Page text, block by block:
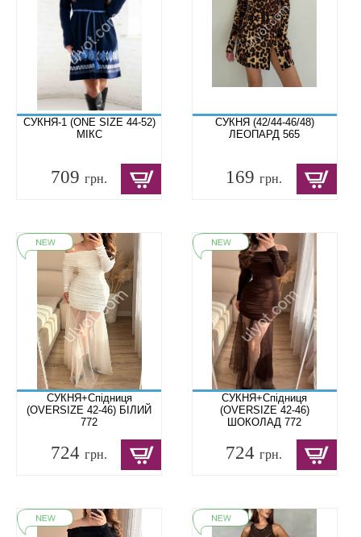
СУКНЯ-1 (ONE SIZE 44-52)
МІКС
709 грн.
СУКНЯ (42/44-46/48)
ЛЕОПАРД 565
169грн.
СУКНЯ+Спідниця
(OVERSIZЕ 42-46) БІЛИЙ
772
724 грн.
СУКНЯ+Спідниця
(OVERSIZЕ 42-46)
ШОКОЛАД 772
724грн.